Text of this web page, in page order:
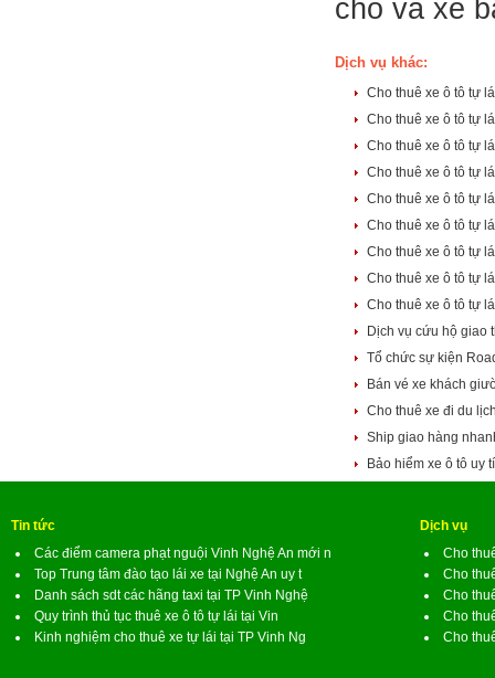
chỗ và xe
Dịch vụ khác:
Cho thuê xe ô tô tự
Cho thuê xe ô tô tự
Cho thuê xe ô tô tự
Cho thuê xe ô tô tự
Cho thuê xe ô tô tự
Cho thuê xe ô tô tự
Cho thuê xe ô tô tự
Cho thuê xe ô tô tự
Cho thuê xe ô tô tự
Dịch vụ cứu hộ giao
Tổ chức sự kiện
Bán vé xe khách
Cho thuê xe đi du
Ship giao hàng
Bảo hiểm xe ô tô uy
Tin tức
Các điểm camera phạt nguội Vinh Nghệ An mới n
Top Trung tâm đào tạo lái xe tại Nghệ An uy t
Danh sách sdt các hãng taxi tại TP Vinh Nghệ
Quy trình thủ tục thuê xe ô tô tự lái tại Vin
Kinh nghiệm cho thuê xe tự lái tại TP Vinh Ng
Dịch vụ
Cho
Cho
Cho
Cho
Cho